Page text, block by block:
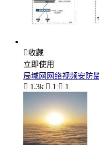
收藏
立即使用
局域网网络视频安防
 1.3k  1  1